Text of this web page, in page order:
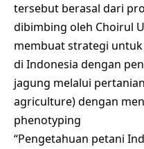
tersebut berasal dari
dibimbing oleh Choirul
membuat strategi
di Indonesia dengan
jagung melalui
agriculture) dengan
phenotyping
“Pengetahuan petani